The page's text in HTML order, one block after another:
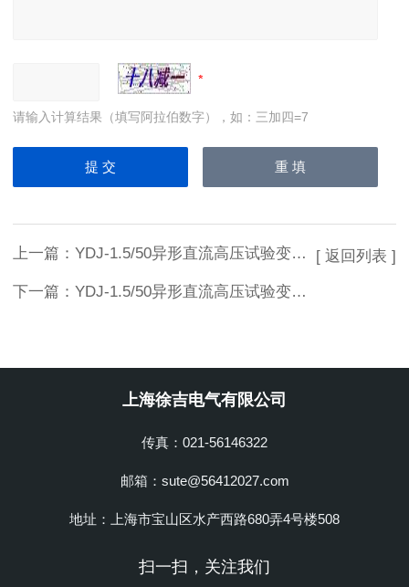
请输入计算结果（填写阿拉伯数字），如：三加四=7
上一篇： YDJ-1.5/50异形直流高压试验变压器优质供应
下一篇： YDJ-1.5/50异形直流高压试验变压器技术参数
[ 返回列表 ]
上海徐吉电气有限公司
传真：021-56146322
邮箱：sute@56412027.com
地址：上海市宝山区水产西路680弄4号楼508
扫一扫，关注我们